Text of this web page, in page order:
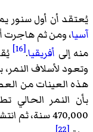
يُعتقد أن أول سنور
آسيا، ومن ثم هاجرت
منه إلى أفريقيا.
[16]
هذه العينات من